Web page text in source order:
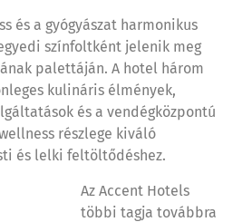
és a gyógyászat harmonikus
színfoltként jelenik meg
palettáján. A hotel három
kulináris élmények,
és a vendégközpontú
részlege kiváló
és lelki feltöltődéshez.
Az Accent Hotels
többi tagja továbbra